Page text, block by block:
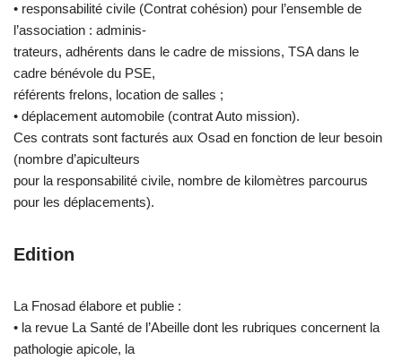
• responsabilité civile (Contrat cohésion) pour l’ensemble de
l’association : adminis-
trateurs, adhérents dans le cadre de missions, TSA dans le
cadre bénévole du PSE,
référents frelons, location de salles ;
• déplacement automobile (contrat Auto mission).
Ces contrats sont facturés aux Osad en fonction de leur besoin
(nombre d’apiculteurs
pour la responsabilité civile, nombre de kilomètres parcourus
pour les déplacements).
Edition
La Fnosad élabore et publie :
• la revue La Santé de l’Abeille dont les rubriques concernent la
pathologie apicole, la